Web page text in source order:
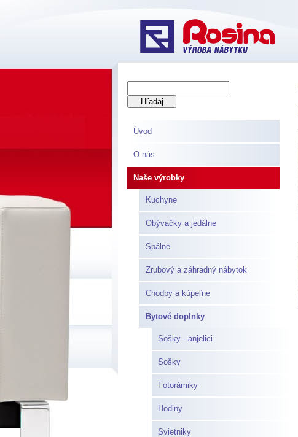
Úvod
O nás
Naše výrobky
Kuchyne
Obývačky a jedálne
Spálne
Zrubový a záhradný nábytok
Chodby a kúpeľne
Bytové doplnky
Sošky - anjelici
Sošky
Fotorámiky
Hodiny
Svietniky